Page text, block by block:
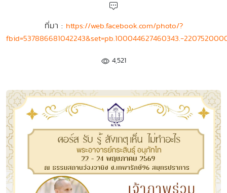
ที่มา : https://web.facebook.com/photo/?
fbid=537886681042243&set=pb.100044627460343.-
4,521